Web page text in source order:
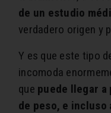
de un estudio
verdadero origen y
Y es que este tipo
incomoda
que puede llegar
de peso, e incluso